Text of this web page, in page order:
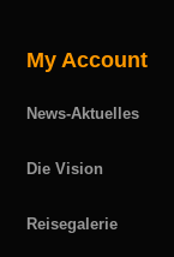
My Account
News-Aktuelles
Die Vision
Reisegalerie